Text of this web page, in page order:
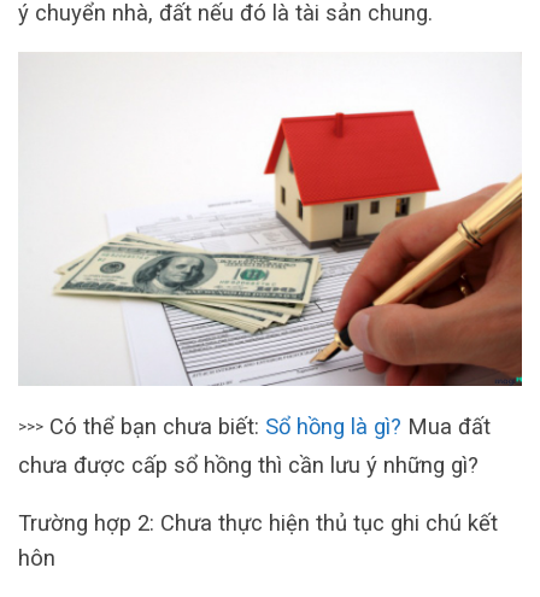
ý chuyển nhà, đất nếu đó là tài sản chung.
>>> Có thể bạn chưa biết: Sổ hồng là gì? Mua đất
chưa được cấp sổ hồng thì cần lưu ý những gì?
Trường hợp 2: Chưa thực hiện thủ tục ghi chú kết
hôn